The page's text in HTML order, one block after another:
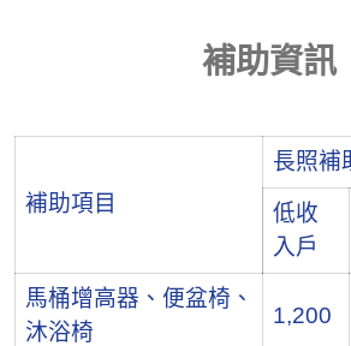
補助資訊
補助項目
長照補
低收
入戶
馬桶增高器、便盆椅、
沐浴椅
1,200